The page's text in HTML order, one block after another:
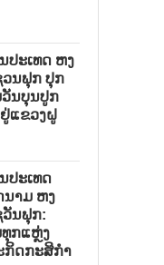
ປະເທດ ຫງ
ນຟຸກ ປຸກ
ນບຸນປູກ
ແຂວງຝູ
ປະເທດ
າມ ຫງ
ນຟຸກ:
ກແຫຼ່ງ
ກິດກະສິກຳ